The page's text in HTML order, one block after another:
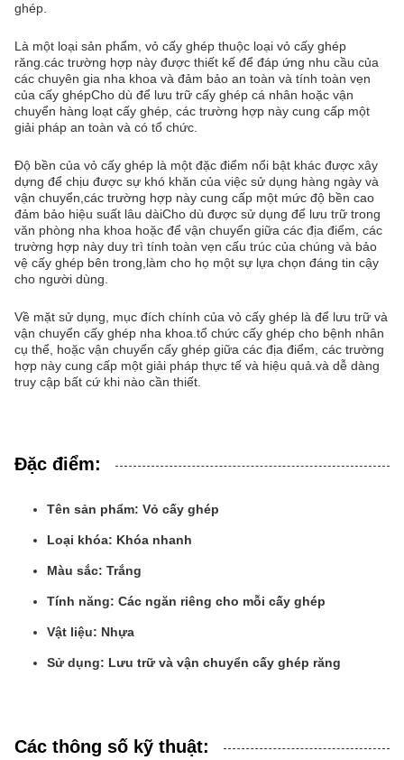
ghép.
Là một loại sản phẩm, vỏ cấy ghép thuộc loại vỏ cấy ghép
răng.các trường hợp này được thiết kế để đáp ứng nhu cầu của
các chuyên gia nha khoa và đảm bảo an toàn và tính toàn vẹn
của cấy ghépCho dù để lưu trữ cấy ghép cá nhân hoặc vận
chuyển hàng loạt cấy ghép, các trường hợp này cung cấp một
giải pháp an toàn và có tổ chức.
Độ bền của vỏ cấy ghép là một đặc điểm nổi bật khác được xây
dựng để chịu được sự khó khăn của việc sử dụng hàng ngày và
vận chuyển,các trường hợp này cung cấp một mức độ bền cao
đảm bảo hiệu suất lâu dàiCho dù được sử dụng để lưu trữ trong
văn phòng nha khoa hoặc để vận chuyển giữa các địa điểm, các
trường hợp này duy trì tính toàn vẹn cấu trúc của chúng và bảo
vệ cấy ghép bên trong,làm cho họ một sự lựa chọn đáng tin cậy
cho người dùng.
Về mặt sử dụng, mục đích chính của vỏ cấy ghép là để lưu trữ và
vận chuyển cấy ghép nha khoa.tổ chức cấy ghép cho bệnh nhân
cụ thể, hoặc vận chuyển cấy ghép giữa các địa điểm, các trường
hợp này cung cấp một giải pháp thực tế và hiệu quả.và dễ dàng
truy cập bất cứ khi nào cần thiết.
Đặc điểm:
Tên sản phẩm: Vỏ cấy ghép
Loại khóa: Khóa nhanh
Màu sắc: Trắng
Tính năng: Các ngăn riêng cho mỗi cấy ghép
Vật liệu: Nhựa
Sử dụng: Lưu trữ và vận chuyển cấy ghép răng
Các thông số kỹ thuật: